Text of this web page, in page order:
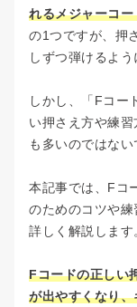
ソウル/
ソロギタ
音作り・
ウクレレ
Beeベーススクール
れるメジャーコー
の1つですが、押
しずつ弾けるよう
しかし、「Fコー
い押さえ方や練
も多いのではない
本記事では、Fコ
のためのコツや
詳しく解説します
Fコードの正しい
が出やすくなり